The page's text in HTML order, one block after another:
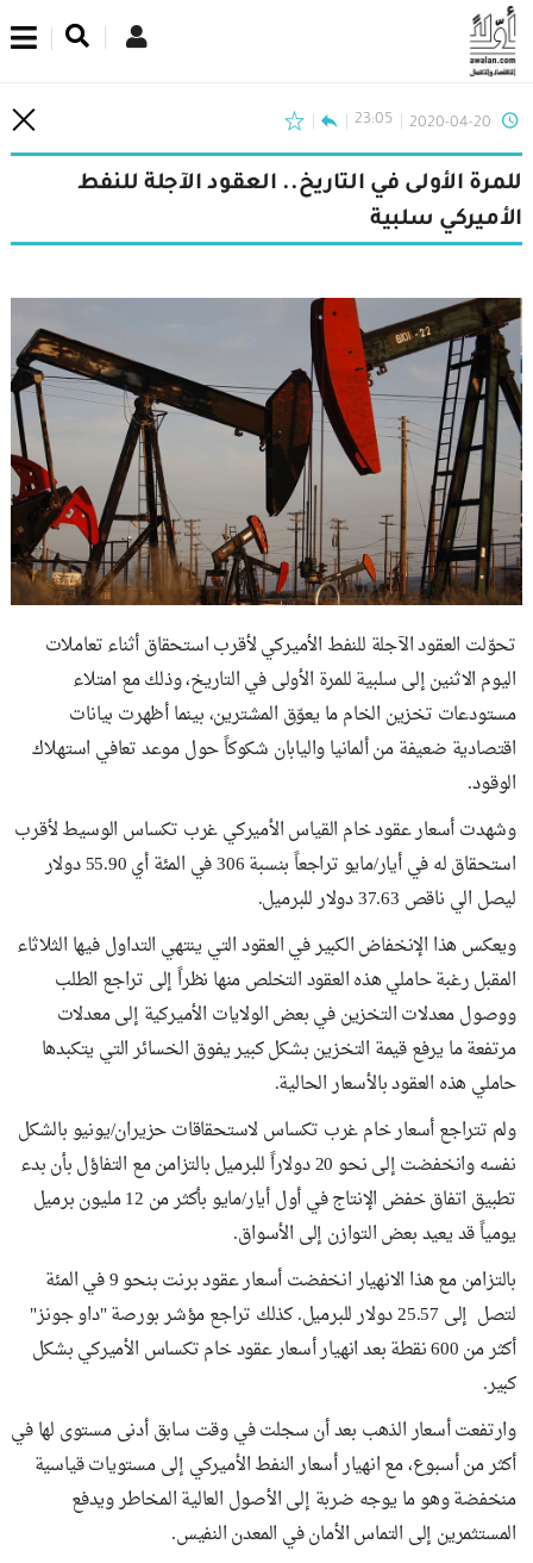
2020-04-20
23:05
للمرة الأولى في التاريخ.. العقود الآجلة للنفط
الأميركي سلبية
تحوّلت العقود الآجلة للنفط الأميركي لأقرب استحقاق أثناء تعاملات
اليوم الاثنين إلى سلبية للمرة الأولى في التاريخ، وذلك مع امتلاء
مستودعات تخزين الخام ما يعوّق المشترين، بينما أظهرت بيانات
اقتصادية ضعيفة من ألمانيا واليابان شكوكاً حول موعد تعافي استهلاك
الوقود.
وشهدت أسعار عقود خام القياس الأميركي غرب تكساس الوسيط لأقرب
استحقاق له في أيار/مايو تراجعاً بنسبة 306 في المئة أي 55.90 دولار
ليصل الي ناقص 37.63 دولار للبرميل.
ويعكس هذا الإنخفاض الكبير في العقود التي ينتهي التداول فيها الثلاثاء
المقبل رغبة حاملي هذه العقود التخلص منها نظراً إلى تراجع الطلب
ووصول معدلات التخزين في بعض الولايات الأميركية إلى معدلات
مرتفعة ما يرفع قيمة التخزين بشكل كبير يفوق الخسائر التي يتكبدها
حاملي هذه العقود بالأسعار الحالية.
ولم تتراجع أسعار خام غرب تكساس لاستحقاقات حزيران/يونيو بالشكل
نفسه وانخفضت إلى نحو 20 دولاراً للبرميل بالتزامن مع التفاؤل بأن بدء
تطبيق اتفاق خفض الإنتاج في أول أيار/مايو بأكثر من 12 مليون برميل
يومياً قد يعيد بعض التوازن إلى الأسواق.
بالتزامن مع هذا الانهيار انخفضت أسعار عقود برنت بنحو 9 في المئة
لتصل إلى 25.57 دولار للبرميل. كذلك تراجع مؤشر بورصة "داو جونز"
أكثر من 600 نقطة بعد انهيار أسعار عقود خام تكساس الأميركي بشكل
كبير.
وارتفعت أسعار الذهب بعد أن سجلت في وقت سابق أدنى مستوى لها في
أكثر من أسبوع، مع انهيار أسعار النفط الأميركي إلى مستويات قياسية
منخفضة وهو ما يوجه ضربة إلى الأصول العالية المخاطر ويدفع
المستثمرين إلى التماس الأمان في المعدن النفيس.
اشترك في نشرتنا الإخبارية